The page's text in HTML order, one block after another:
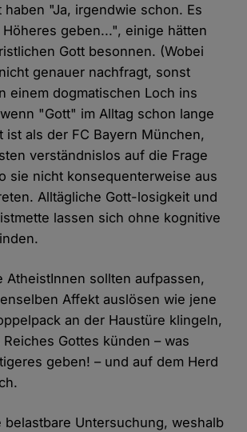
"Ja, irgendwie schon. Es
geben...", einige hätten
Gott besonnen. (Wobei
genauer nachfragt, sonst
einem dogmatischen Loch ins
"Gott" im Alltag schon lange
ist als der FC Bayern München,
verständnislos auf die Frage
sie nicht konsequenterweise aus
Alltägliche Gott-losigkeit und
lassen sich ohne kognitive
AtheistInnen sollten aufpassen,
Affekt auslösen wie jene
an der Haustüre klingeln,
Gottes künden – was
geben! – und auf dem Herd
belastbare Untersuchung, weshalb